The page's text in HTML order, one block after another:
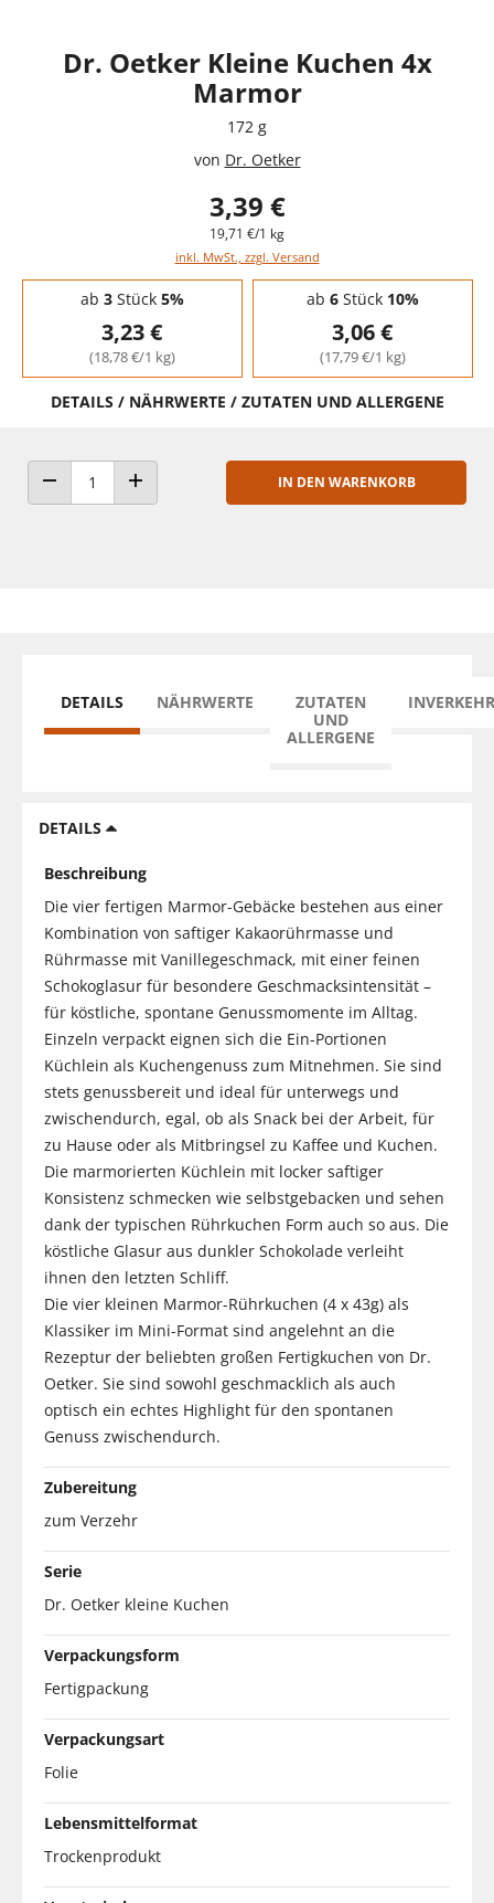
Dr. Oetker Kleine Kuchen 4x
Marmor
172 g
von Dr. Oetker
3,39 €
19,71 €/1 kg
inkl. MwSt., zzgl. Versand
Staffelpreise - Mengenrabatt
ab 3Stück 5%
3,23 €
(18,78 €/1 kg)
ab 6Stück 10%
3,06 €
(17,79 €/1 kg)
DETAILS / NÄHRWERTE / ZUTATEN UND ALLERGENE
ANZAHL VERRINGERNANZAHL ERHÖHEN
IN DEN WARENKORB
DETAILS NÄHRWERTE
ZUTATEN
UND
ALLERGENE
DETAILS
Beschreibung
Die vier fertigen Marmor-Gebäcke bestehen aus einer
Kombination von saftiger Kakaorührmasse und
Rührmasse mit Vanillegeschmack, mit einer feinen
Schokoglasur für besondere Geschmacksintensität –
für köstliche, spontane Genussmomente im Alltag.
Einzeln verpackt eignen sich die Ein-Portionen
Küchlein als Kuchengenuss zum Mitnehmen. Sie sind
stets genussbereit und ideal für unterwegs und
zwischendurch, egal, ob als Snack bei der Arbeit, für
zu Hause oder als Mitbringsel zu Kaffee und Kuchen.
Die marmorierten Küchlein mit locker saftiger
Konsistenz schmecken wie selbstgebacken und sehen
dank der typischen Rührkuchen Form auch so aus. Die
köstliche Glasur aus dunkler Schokolade verleiht
ihnen den letzten Schliff.
Die vier kleinen Marmor-Rührkuchen (4 x 43g) als
Klassiker im Mini-Format sind angelehnt an die
Rezeptur der beliebten großen Fertigkuchen von Dr.
Oetker. Sie sind sowohl geschmacklich als auch
optisch ein echtes Highlight für den spontanen
Genuss zwischendurch.
Zubereitung
zum Verzehr
Serie
Dr. Oetker kleine Kuchen
Verpackungsform
Fertigpackung
Verpackungsart
Folie
Lebensmittelformat
Trockenprodukt